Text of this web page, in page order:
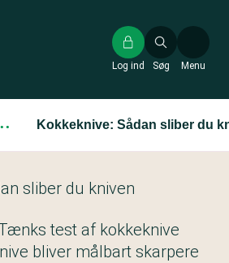
Søg
Log ind Menu
Kokkeknive: Sådan sliber du
sliber du kniven
test af kokkeknive
bliver målbart skarpere